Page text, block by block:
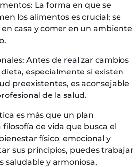
La forma en que se
los alimentos es crucial; se
casa y comer en un ambiente
Antes de realizar cambios
especialmente si existen
preexistentes, es aconsejable
de la salud.
es más que un plan
de vida que busca el
físico, emocional y
sus principios, puedes trabajar
saludable y armoniosa,